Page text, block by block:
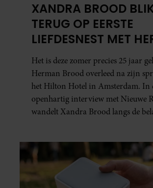
XANDRA BROOD
TERUG OP EERSTE
LIEFDESNEST MET
BROOD: “HIER IS LOLA
GEBOREN”
Het is deze zomer precies 25 jaar
Herman Brood overleed na zijn
het Hilton Hotel in Amsterdam. In
openhartig interview met Nieuwe
wandelt Xandra Brood langs de
Leidsedwarsstraat roept een
herinneringen op. Daar begon
samen en werd dochter Lola